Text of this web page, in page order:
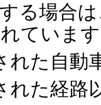
る場合
ています
れた自
れた経